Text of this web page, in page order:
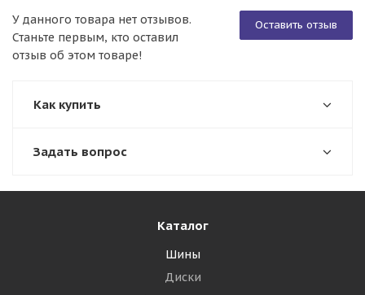
Оставить отзыв
У данного товара нет отзывов.
Станьте первым, кто оставил
отзыв об этом товаре!
Как купить
Задать вопрос
Каталог
Шины
Диски